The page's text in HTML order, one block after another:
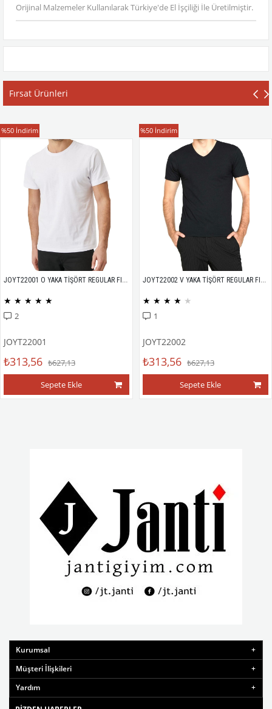
Orijinal Malzemeler Kullanılarak Türkiye'de El İşçiliği İle Üretilmiştir.
Fırsat Ürünleri
T-Shirt
JOYT22001 O YAKA TİŞÖRT REGULAR FIT %100 PAMUK COMPACK PENYE
★ ★ ★ ★ ★
2
JOYT22001
₺313,56 ₺627,13
Sepete Ekle
%50 İndirim T-Shirt
JOYT22002 V YAKA TİŞÖRT REGULAR FIT %100 PAMUK COMPACK PENYE
★ ★ ★ ★ ★
1
JOYT22002
₺313,56 ₺627,13
Sepete Ekle
%50 İndirim
Kurumsal
Müşteri İlişkileri
Yardım